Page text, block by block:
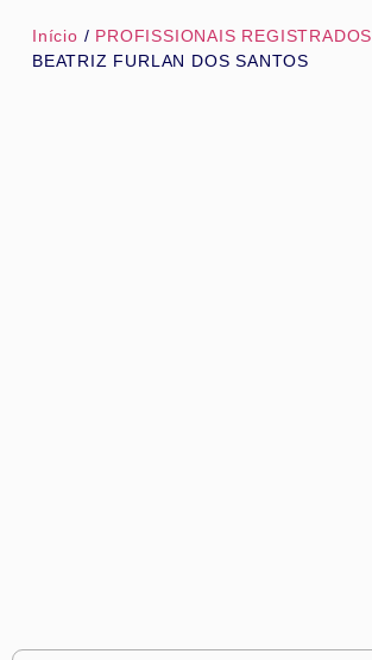
Início / PROFISSIONAIS REGISTRADOS
BEATRIZ FURLAN DOS SANTOS